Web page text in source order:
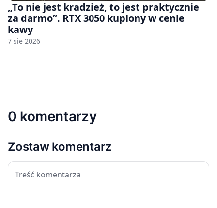
„To nie jest kradzież, to jest praktycznie
za darmo”. RTX 3050 kupiony w cenie
kawy
7 sie 2026
0 komentarzy
Zostaw komentarz